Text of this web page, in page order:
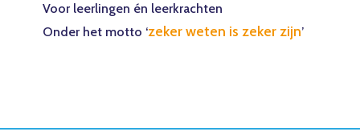
Voor leerlingen én leerkrachten
Onder het motto ‘zeker weten is zeker zijn’